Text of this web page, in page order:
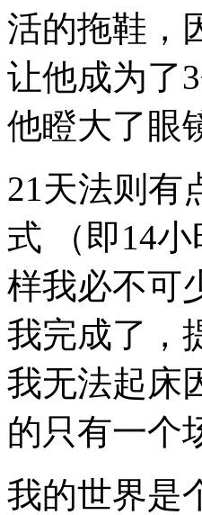
活的拖鞋，
让他成为了
他瞪大了眼
21天法则有
式 （即14
样我必不可
我完成了，
我无法起床
的只有一个
我的世界是